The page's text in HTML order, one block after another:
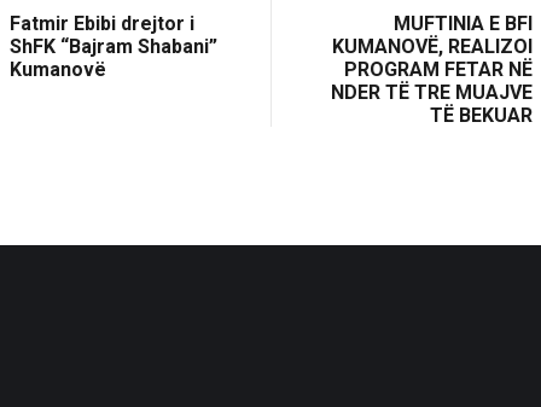
Fatmir Ebibi drejtor i
ShFK “Bajram Shabani”
Kumanovë
MUFTINIA E BFI
KUMANOVË, REALIZOI
PROGRAM FETAR NË
NDER TË TRE MUAJVE
TË BEKUAR